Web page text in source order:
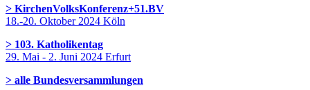
> KirchenVolksKonferenz+51.BV
18.-20. Oktober 2024 Köln
> 103. Katholikentag
29. Mai - 2. Juni 2024 Erfurt
> alle Bundesversammlungen